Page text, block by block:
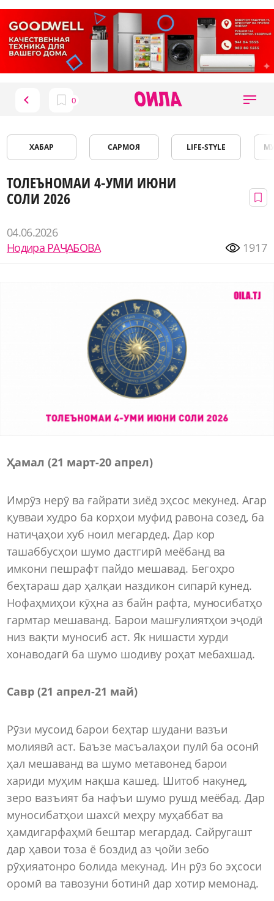
ХАБАР САРМОЯ LIFE-STYLE
ТОЛЕЪНОМАИ 4-УМИ ИЮНИ
СОЛИ 2026
04.06.2026
Нодира РАҶАБОВА
1917
Ҳамал (21 март-20 апрел)
Имрӯз нерӯ ва ғайрати зиёд эҳсос мекунед. Агар
қувваи худро ба корҳои муфид равона созед, ба
натиҷаҳои хуб ноил мегардед. Дар кор
ташаббусҳои шумо дастгирӣ меёбанд ва
имкони пешрафт пайдо мешавад. Бегоҳро
беҳтараш дар ҳалқаи наздикон сипарӣ кунед.
Нофаҳмиҳои кӯҳна аз байн рафта, муносибатҳо
гармтар мешаванд. Барои машғулиятҳои эҷодӣ
низ вақти муносиб аст. Як нишасти хурди
хонаводагӣ ба шумо шодиву роҳат мебахшад.
Савр (21 апрел-21 май)
Рӯзи мусоид барои беҳтар шудани вазъи
молиявӣ аст. Баъзе масъалаҳои пулӣ ба осонӣ
ҳал мешаванд ва шумо метавонед барои
хариди муҳим нақша кашед. Шитоб накунед,
зеро вазъият ба нафъи шумо рушд меёбад. Дар
муносибатҳои шахсӣ меҳру муҳаббат ва
ҳамдигарфаҳмӣ бештар мегардад. Сайругашт
дар ҳавои тоза ё боздид аз ҷойи зебо
рӯҳияатонро болида мекунад. Ин рӯз бо эҳсоси
оромӣ ва тавозуни ботинӣ дар хотир мемонад.